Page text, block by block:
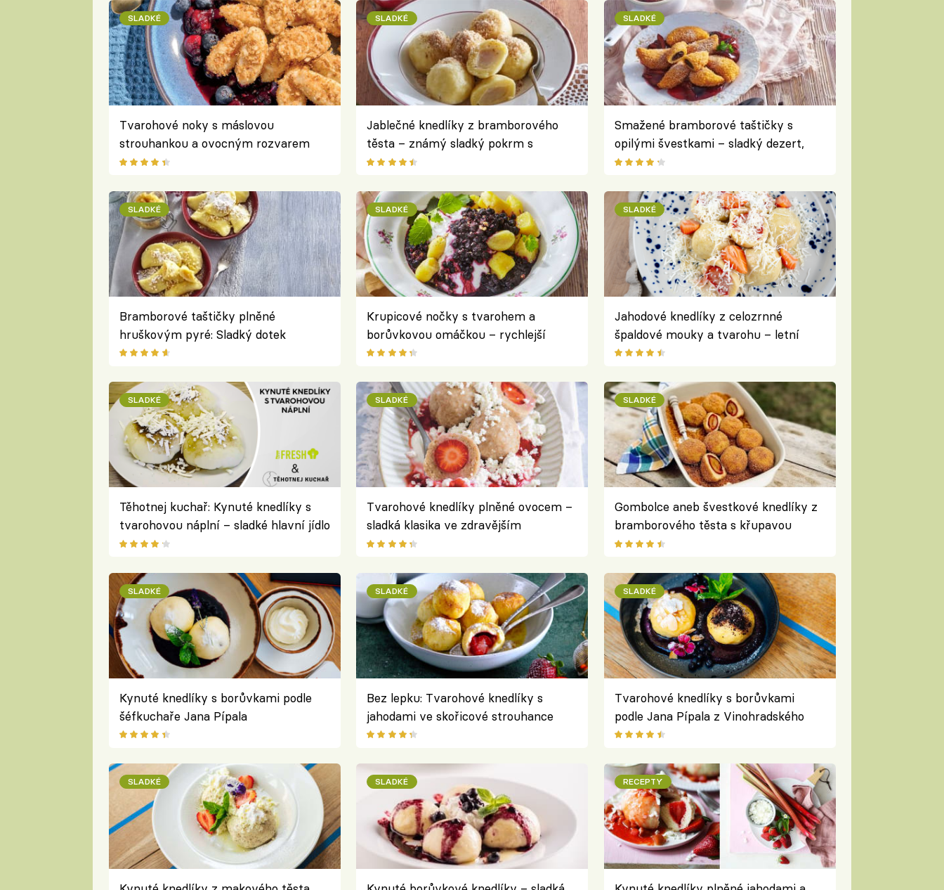
SLADKÉ
Tvarohové noky s máslovou
strouhankou a ovocným rozvarem
podle Dariny Křivánkové
SLADKÉ
Jablečné knedlíky z bramborového
těsta – známý sladký pokrm s
podzimním twistem
SLADKÉ
Smažené bramborové taštičky s
opilými švestkami – sladký dezert,
který vás zahřeje i pohladí
SLADKÉ
Bramborové taštičky plněné
hruškovým pyré: Sladký dotek
podzimu na talíři
SLADKÉ
Krupicové nočky s tvarohem a
borůvkovou omáčkou – rychlejší
verze oblíbené letní klasiky
SLADKÉ
Jahodové knedlíky z celozrnné
špaldové mouky a tvarohu – letní
klasika oslazená sirupem
SLADKÉ
Těhotnej kuchař: Kynuté knedlíky s
tvarohovou náplní – sladké hlavní jídlo
z tradičních českých surovin
SLADKÉ
Tvarohové knedlíky plněné ovocem –
sladká klasika ve zdravějším
provedení
SLADKÉ
Gombolce aneb švestkové knedlíky z
bramborového těsta s křupavou
strouhankou podle Pavla Berkyho
SLADKÉ
Kynuté knedlíky s borůvkami podle
šéfkuchaře Jana Pípala
SLADKÉ
Bez lepku: Tvarohové knedlíky s
jahodami ve skořicové strouhance
SLADKÉ
Tvarohové knedlíky s borůvkami
podle Jana Pípala z Vinohradského
Parlamentu
SLADKÉ SLADKÉ RECEPTY